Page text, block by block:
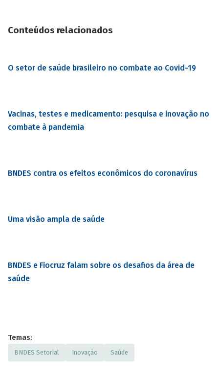
Conteúdos relacionados
O setor de saúde brasileiro no combate ao Covid-19
Vacinas, testes e medicamento: pesquisa e inovação no
combate à pandemia
BNDES contra os efeitos econômicos do coronavírus
Uma visão ampla de saúde
BNDES e Fiocruz falam sobre os desafios da área de
saúde
Temas:
BNDES Setorial Inovação Saúde